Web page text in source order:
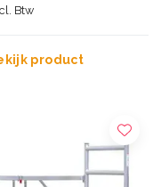
Btw
product